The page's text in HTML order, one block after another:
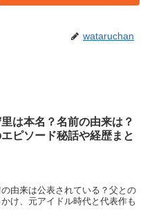
でグランプリを獲得さ
大賞』にて新人賞
wataruchan
は本名？名前の由来は？
ピソード秘話や経歴まと
由来は公表されている？父との
け、元アイドル時代と代表作も